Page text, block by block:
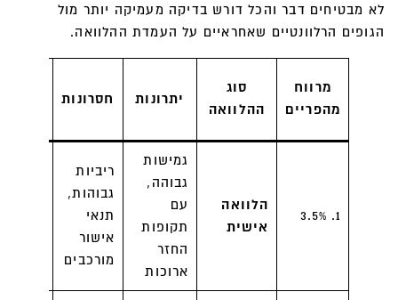
לא מבטיחים דבר והכל דורש בדיקה מעמיקה יותר מול
הגופים הרלוונטיים שאחראיים על העמדת ההלוואה.
מרווח
מהפריים
סוג
ההלוואה
יתרונות חסרונות
1. 3.5%
הלוואה
אישית
גמישות
גבוהה,
עם
תקופות
החזר
ארוכות
ריביות
גבוהות,
תנאי
אישור
מורכבים